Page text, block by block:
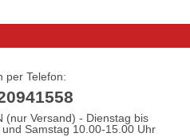
per Telefon:
(nur Versand) - Dienstag bis
Samstag 10.00-15.00 Uhr